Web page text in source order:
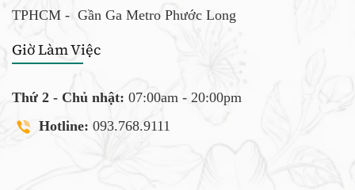
TPHCM - Gần Ga Metro Phước Long
Giờ Làm Việc
Thứ 2 - Chủ nhật: 07:00am - 20:00pm
Hotline: 093.768.9111